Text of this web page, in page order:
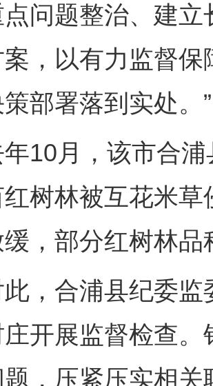
问题整治、建
，以有力监督
部署落到实处。”
月，该市合浦
红树林被互花米
，部分红树林
合浦县纪委监
开展监督检查
，压紧压实相